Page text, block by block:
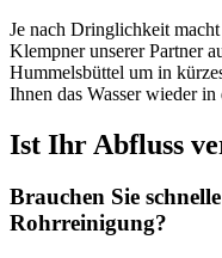
Je nach Dringlichkeit
Klempner unserer Partner
Hummelsbüttel um in
Ihnen das Wasser wieder
Ist Ihr Abfluss
Brauchen Sie
Rohrreinigung?